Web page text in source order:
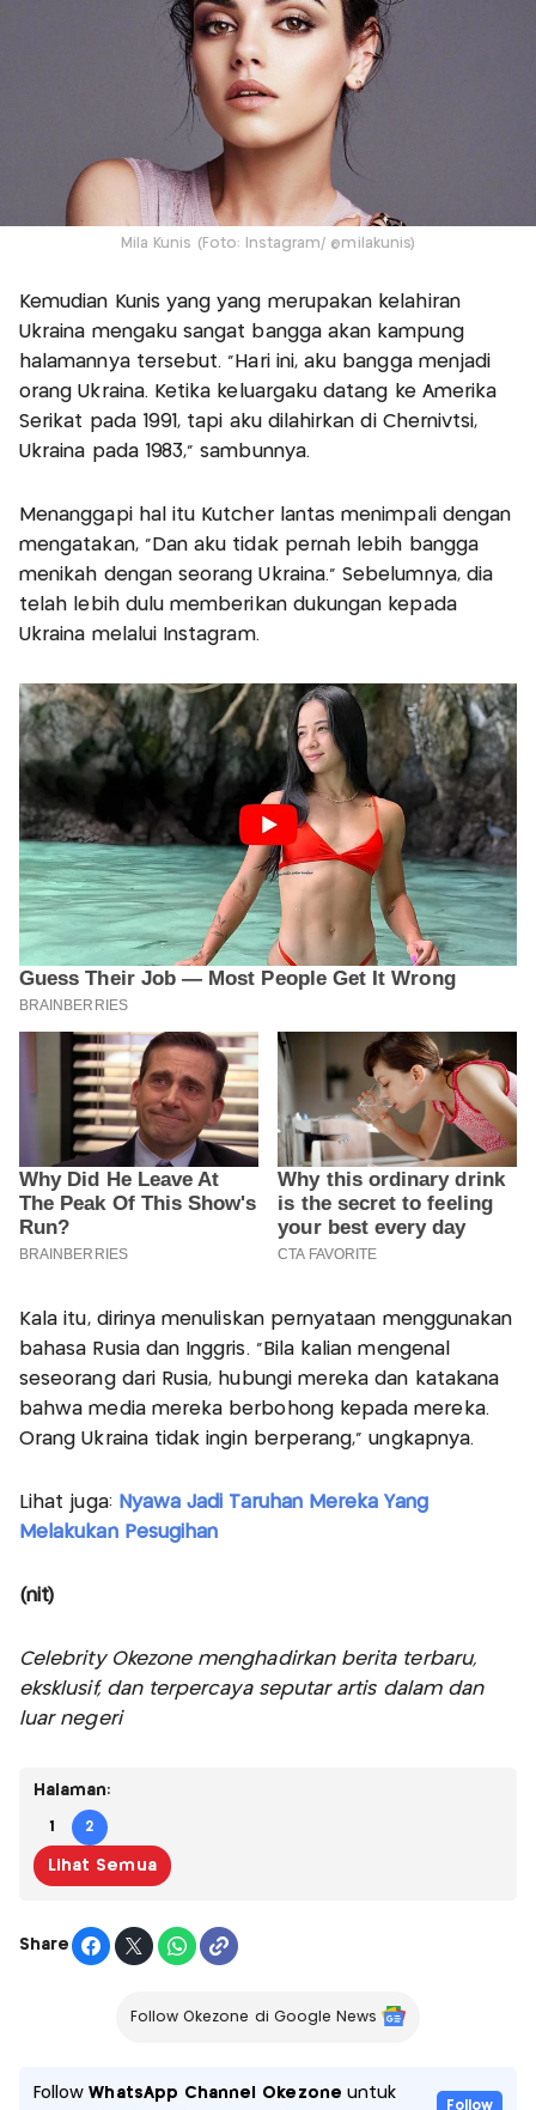
Mila Kunis (Foto: Instagram/ @milakunis)
Kemudian Kunis yang yang merupakan kelahiran
Ukraina mengaku sangat bangga akan kampung
halamannya tersebut. "Hari ini, aku bangga menjadi
orang Ukraina. Ketika keluargaku datang ke Amerika
Serikat pada 1991, tapi aku dilahirkan di Chernivtsi,
Ukraina pada 1983,” sambunnya.
Menanggapi hal itu Kutcher lantas menimpali dengan
mengatakan, "Dan aku tidak pernah lebih bangga
menikah dengan seorang Ukraina." Sebelumnya, dia
telah lebih dulu memberikan dukungan kepada
Ukraina melalui Instagram.
Kala itu, dirinya menuliskan pernyataan menggunakan
bahasa Rusia dan Inggris. “Bila kalian mengenal
seseorang dari Rusia, hubungi mereka dan katakana
bahwa media mereka berbohong kepada mereka.
Orang Ukraina tidak ingin berperang,” ungkapnya.
Lihat juga: Nyawa Jadi Taruhan Mereka Yang
Melakukan Pesugihan
(nit)
Celebrity Okezone menghadirkan berita terbaru,
eksklusif, dan terpercaya seputar artis dalam dan
luar negeri
Halaman:
1 2
Lihat Semua
Share
Follow Okezone di Google News
FollowWhatsApp Channel Okezone untuk
Follow